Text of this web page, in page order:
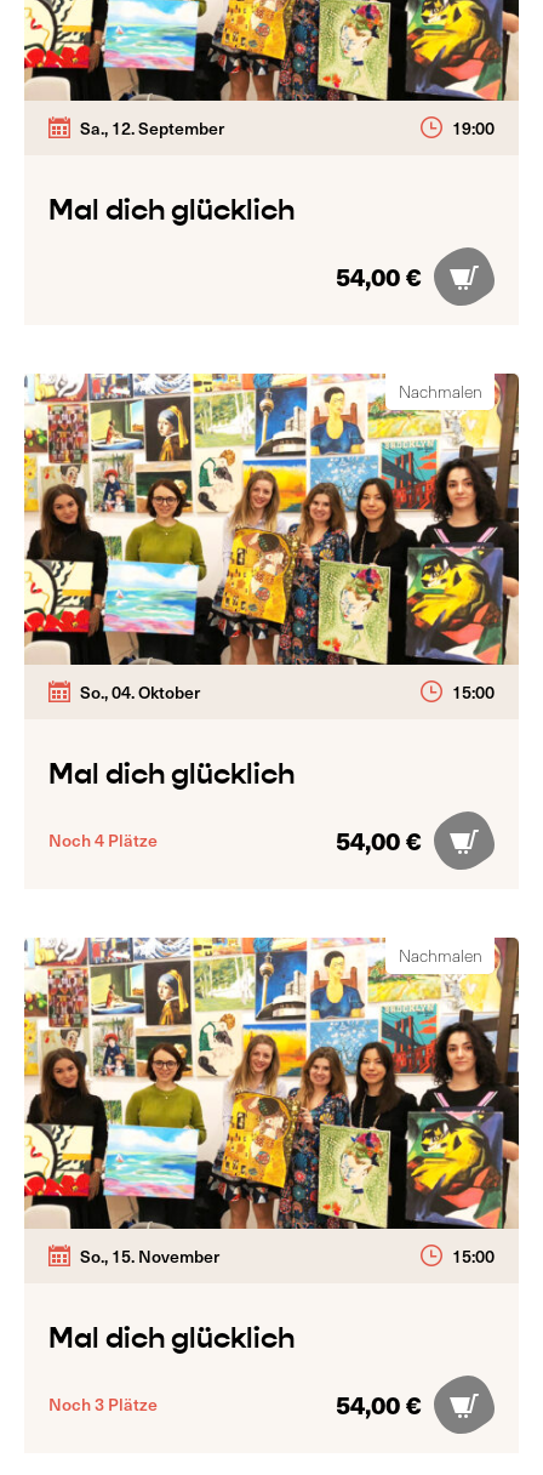
Sa., 12. September 19:00
Mal dich glücklich
54,00 €
Nachmalen
So., 04. Oktober 15:00
Mal dich glücklich
Noch 4 Plätze 54,00 €
Nachmalen
So., 15. November 15:00
Mal dich glücklich
Noch 3 Plätze 54,00 €